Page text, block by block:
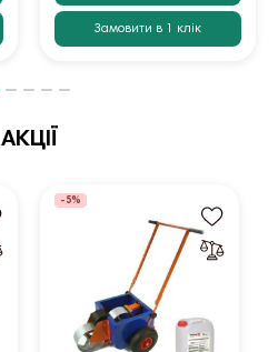
Замовити в 1 клік
АКЦІЇ
-5%